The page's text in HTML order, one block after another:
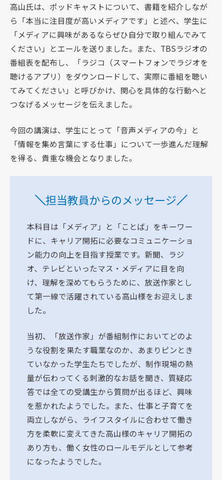
高山氏は、ポッドキャストについて、書籍を紹介しなが
ら「本当に注目度が高いメディアです」と述べ、学生に
「メディアに興味があるならぜひ自分で取り組んでみて
ください」とエールを送りました。また、TBSラジオの
番組表を配布し、「ラジコ（スマートフォンでラジオを
聴けるアプリ）をダウンロードして、実際に番組を聴い
てみてください」と呼びかけ、関心を具体的な行動へと
つなげるメッセージを伝えました。
今回の講演は、学生にとって「音声メディアの今」と
「情報を集め言葉にする仕事」について一歩進んだ理解
を得る、貴重な機会となりました。
担当教員からのメッセージ
本科目は「メディア」と「ことば」をキーワー
ドに、キャリア開拓に必要なコミュニケーショ
ン能⼒の向上を目指す授業です。新聞、ラジ
オ、テレビといったマス・メディアに⽬を向
け、理解を深めてもらうために、放送作家とし
て第一線で活躍されている高山様をお迎えしま
した。
当初、「放送作家」が番組制作においてどのよ
うな役割を果たす職業なのか、あまりピンとき
ていなかった学生たちでしたが、制作現場の熱
量が伝わってくる刺激的なお話を聞き、質疑応
答では全ての受講生から質問が出るほど、興味
を惹かれたようでした。また、仕事と子育てを
両立しながら、ライフスタイルに合わせて働き
方を柔軟に変えてきた高山様のキャリア開拓の
あり方も、働く女性のロールモデルとして参考
になったようでした。